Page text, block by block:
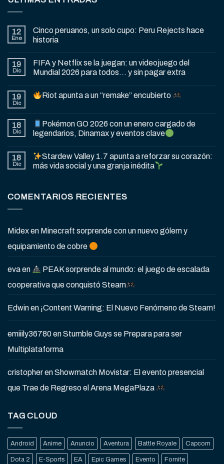
12
Ene
Cinco peruanos, un solo cupo: Peru Rejects hace
historia
19
Dic
FIFA y Netflix se la juegan: un videojuego del
Mundial 2026 para todos… y sin pagar extra
19
Dic
Riot apunta a un “remake” encubierto
18
Dic
Pokémon GO 2026 con un enero cargado de
legendarios, Dinamax y eventos clave
18
Dic
Stardew Valley 1.7 apunta a reforzar su corazón:
más vida social y una granja inédita
COMENTARIOS RECIENTES
Midexen Minecraft sorprende con un nuevo gólem y
equipamiento de cobre
evaen
PEAK sorprende al mundo: el juego de escalada
cooperativa que conquistó Steam
Edwinen ¡Content Warning: El Nuevo Fenómeno de Steam!
emiiily36780enStumble Guys se Prepara para ser
Multiplataforma
cristopherenShowmatch Movistar: El evento presencial
que Trae de Regreso el Arena MegaPlaza
TAG CLOUD
Android Anime Anuncio Aventura Battle Royale Capcom
Dota 2 E-Sports EA Epic Games Evento Fornite